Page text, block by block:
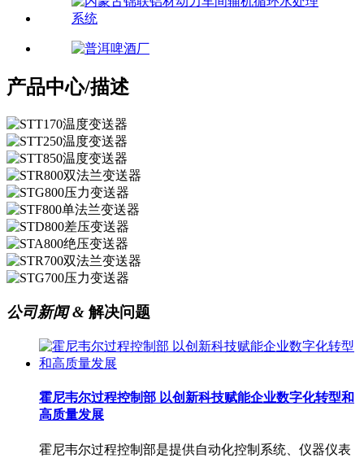
产品中心/描述
公司新闻 & 解决问题
霍尼韦尔过程控制部 以创新科技赋能企业数字化转型和
高质量发展
霍尼韦尔过程控制部是提供自动化控制系统、仪器仪表